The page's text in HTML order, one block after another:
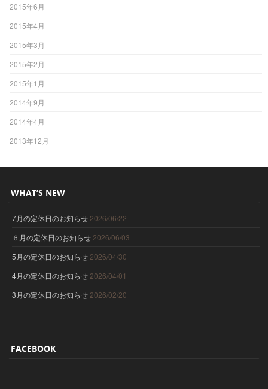
2015年6月
2015年4月
2015年3月
2015年2月
2015年1月
2014年9月
2014年4月
2013年12月
WHAT’S NEW
7月の定休日のお知らせ 2026/06/22
６月の定休日のお知らせ 2026/06/03
5月の定休日のお知らせ 2026/04/30
4月の定休日のお知らせ 2026/04/01
3月の定休日のお知らせ 2026/02/20
FACEBOOK